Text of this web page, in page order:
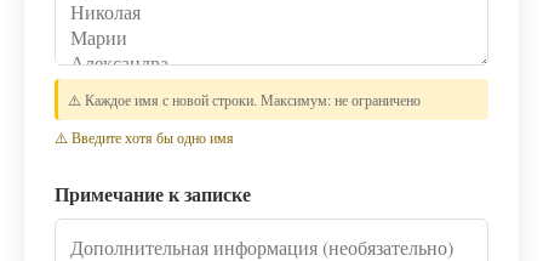
⚠️ Каждое имя с новой строки. Максимум: не ограничено
⚠️ Введите хотя бы одно имя
Примечание к записке